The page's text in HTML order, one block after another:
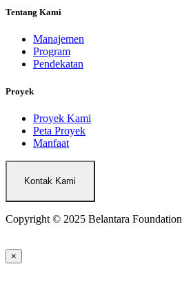
Tentang Kami
Manajemen
Program
Pendekatan
Proyek
Proyek Kami
Peta Proyek
Manfaat
Kontak Kami
Copyright © 2025 Belantara Foundation
×